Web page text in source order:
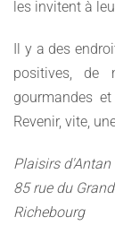
les invitent à
Il y a des
positives, de
gourmandes
Revenir, vite,
Plaisirs d'Antan
85 rue du
Richebourg